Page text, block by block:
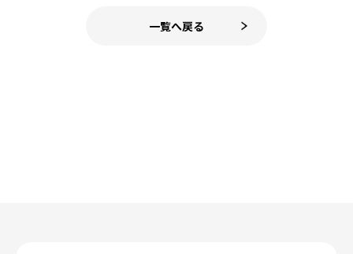
一覧へ戻る